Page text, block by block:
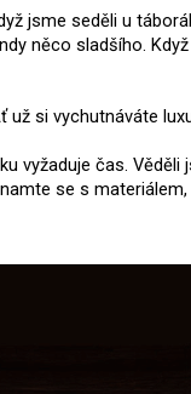
jsme seděli u
něco sladšího.
už si vychutnáváte
vyžaduje čas.
se s